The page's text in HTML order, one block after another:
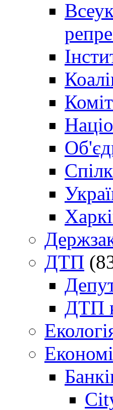
ДТП
ДТП